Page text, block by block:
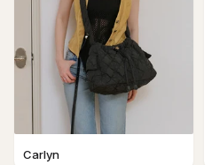
Carlyn